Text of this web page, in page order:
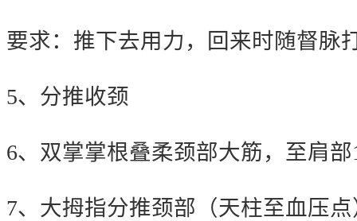
要求：推下去用力，回来时随督脉
5、分推收颈
6、双掌掌根叠柔颈部大筋，至肩部
7、大拇指分推颈部（天柱至血压